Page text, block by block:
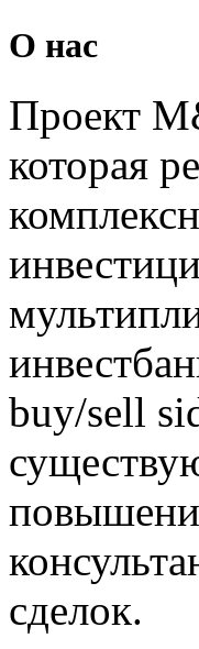
О нас
Проект
которая
buy/sell
сделок.